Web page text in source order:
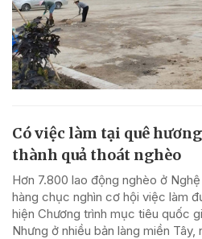
Có việc làm tại quê
thành quả thoát nghèo
Hơn 7.800 lao động nghèo ở
hàng chục nghìn cơ hội việc làm
hiện Chương trình mục tiêu quốc
Nhưng ở nhiều bản làng miền Tây,